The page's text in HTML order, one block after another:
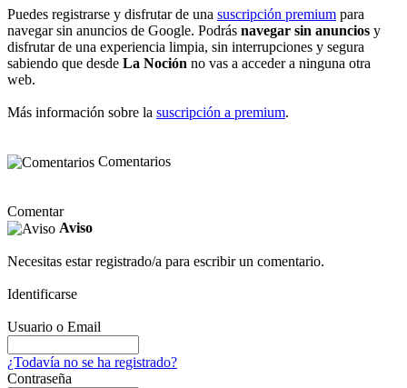
Puedes registrarse y disfrutar de una suscripción premium para
navegar sin anuncios de Google. Podrás navegar sin anuncios y
disfrutar de una experiencia limpia, sin interrupciones y segura
sabiendo que desde La Noción no vas a acceder a ninguna otra
web.
Más información sobre la suscripción a premium.
Comentarios
Comentar
Aviso
Necesitas estar registrado/a para escribir un comentario.
Identificarse
Usuario o Email
¿Todavía no se ha registrado?
Contraseña